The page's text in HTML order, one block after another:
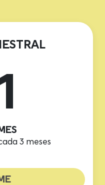
3 meses